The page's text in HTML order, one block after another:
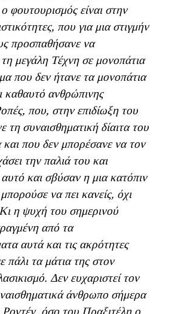
φουτουρισμός είναι στην
που για μια στιγμήν
προσπαθήσανε να
μεγάλη Τέχνη σε μονοπάτια
που δεν ήτανε τα μονοπάτια
καθαυτό ανθρώπινης
που, στην επιδίωξη του
τη συναισθηματική δίαιτα του
που δεν μπορέσανε να τον
την παλιά του και
αυτό και σβύσαν η μια κατόπιν
να πει κανείς, όχι
η ψυχή του σημερινού
από τα
αυτά και τις ακρότητες
πάλι τα μάτια της στον
Δεν ευχαριστεί τον
άνθρωπο σήμερα
Ροντέν, όσο του Πραξιτέλη ο